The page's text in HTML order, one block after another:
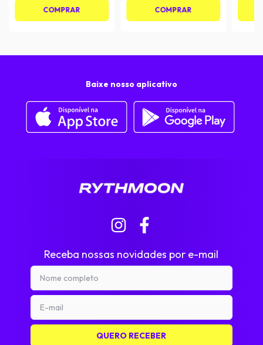
COMPRAR COMPRAR
Baixe nosso aplicativo
Receba nossas novidades por e-mail